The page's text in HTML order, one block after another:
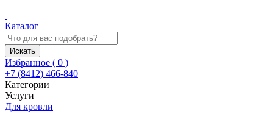
Каталог
Искать
Избранное ( 0 )
+7 (8412) 466-840
Категории
Услуги
Для кровли